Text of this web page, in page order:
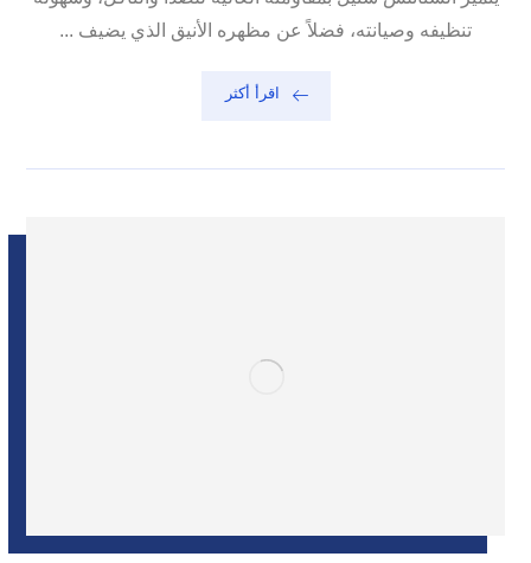
تنظيفه وصيانته، فضلاً عن مظهره الأنيق الذي يضيف ...
اقرأ أكثر